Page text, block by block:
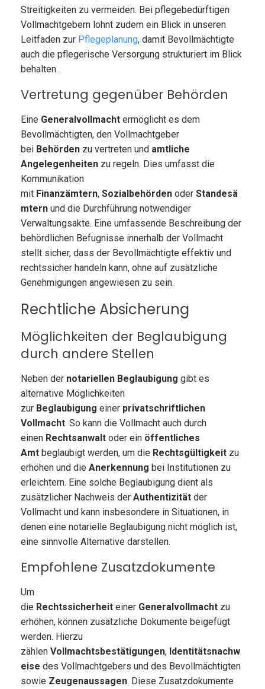
Streitigkeiten zu vermeiden. Bei pflegebedürftigen
Vollmachtgebern lohnt zudem ein Blick in unseren
Leitfaden zur Pflegeplanung, damit Bevollmächtigte
auch die pflegerische Versorgung strukturiert im Blick
behalten.
Vertretung gegenüber Behörden
Eine Generalvollmacht ermöglicht es dem
Bevollmächtigten, den Vollmachtgeber
bei Behörden zu vertreten und amtliche
Angelegenheiten zu regeln. Dies umfasst die
Kommunikation
mit Finanzämtern, Sozialbehörden oder Standesä
mtern und die Durchführung notwendiger
Verwaltungsakte. Eine umfassende Beschreibung der
behördlichen Befugnisse innerhalb der Vollmacht
stellt sicher, dass der Bevollmächtigte effektiv und
rechtssicher handeln kann, ohne auf zusätzliche
Genehmigungen angewiesen zu sein.
Rechtliche Absicherung
Möglichkeiten der Beglaubigung
durch andere Stellen
Neben der notariellen Beglaubigung gibt es
alternative Möglichkeiten
zur Beglaubigung einer privatschriftlichen
Vollmacht. So kann die Vollmacht auch durch
einen Rechtsanwalt oder ein öffentliches
Amt beglaubigt werden, um die Rechtsgültigkeit zu
erhöhen und die Anerkennung bei Institutionen zu
erleichtern. Eine solche Beglaubigung dient als
zusätzlicher Nachweis der Authentizität der
Vollmacht und kann insbesondere in Situationen, in
denen eine notarielle Beglaubigung nicht möglich ist,
eine sinnvolle Alternative darstellen.
Empfohlene Zusatzdokumente
Um
die Rechtssicherheit einer Generalvollmacht zu
erhöhen, können zusätzliche Dokumente beigefügt
werden. Hierzu
zählen Vollmachtsbestätigungen, Identitätsnachw
eise des Vollmachtgebers und des Bevollmächtigten
sowie Zeugenaussagen. Diese Zusatzdokumente